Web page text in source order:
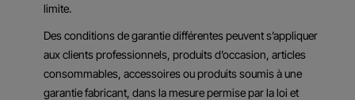
limite.
Des conditions de garantie différentes peuvent s’appliquer
aux clients professionnels, produits d’occasion, articles
consommables, accessoires ou produits soumis à une
garantie fabricant, dans la mesure permise par la loi et